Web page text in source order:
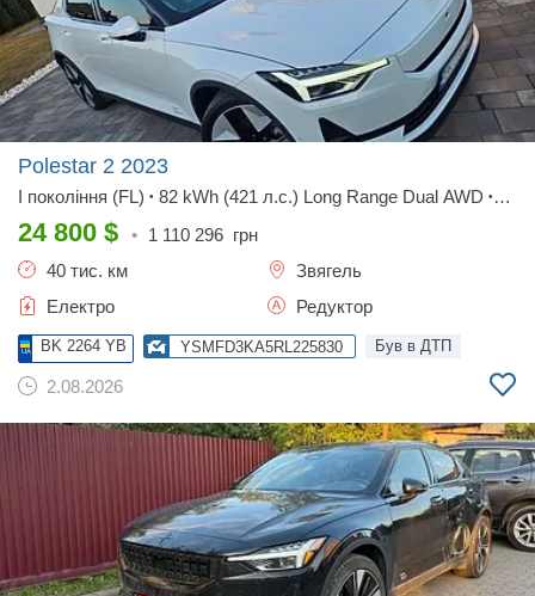
Polestar 2 2023
I покоління (FL) • 82 kWh (421 л.с.) Long Range Dual AWD •
Base
24 800 $ • 1 110 296 грн
40 тис. км
Звягель
Електро
Редуктор
BK 2264 YB YSMFD3KA5RL225830 Був в ДТП
2.08.2026